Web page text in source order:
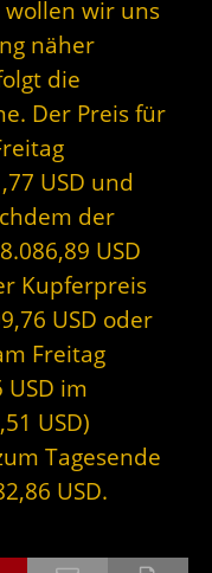
wollen wir uns
näher
die
Der Preis für
USD und
der
USD
Kupferpreis
USD oder
Freitag
im
USD)
Tagesende
USD.